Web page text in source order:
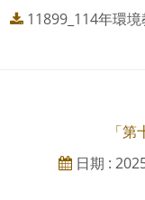
11899_114年環
「
日期 :